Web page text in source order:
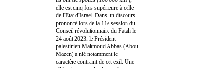
elle est cinq fois supérieure à celle
de l'Etat d'Israël. Dans un discours
prononcé lors de la 11e session du
Conseil révolutionnaire du Fatah le
24 août 2023, le Président
palestinien Mahmoud Abbas (Abou
Mazen) a nié notamment le
caractère contraint de cet exil. Une